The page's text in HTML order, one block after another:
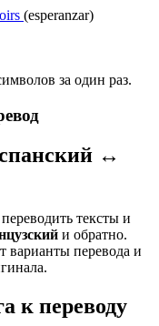
(esperanzar)
за один раз.
↔
тексты и
и обратно.
варианты перевода и
к переводу